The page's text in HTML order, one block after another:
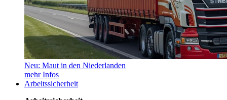
Neu: Maut in den Niederlanden
mehr Infos
Arbeitssicherheit